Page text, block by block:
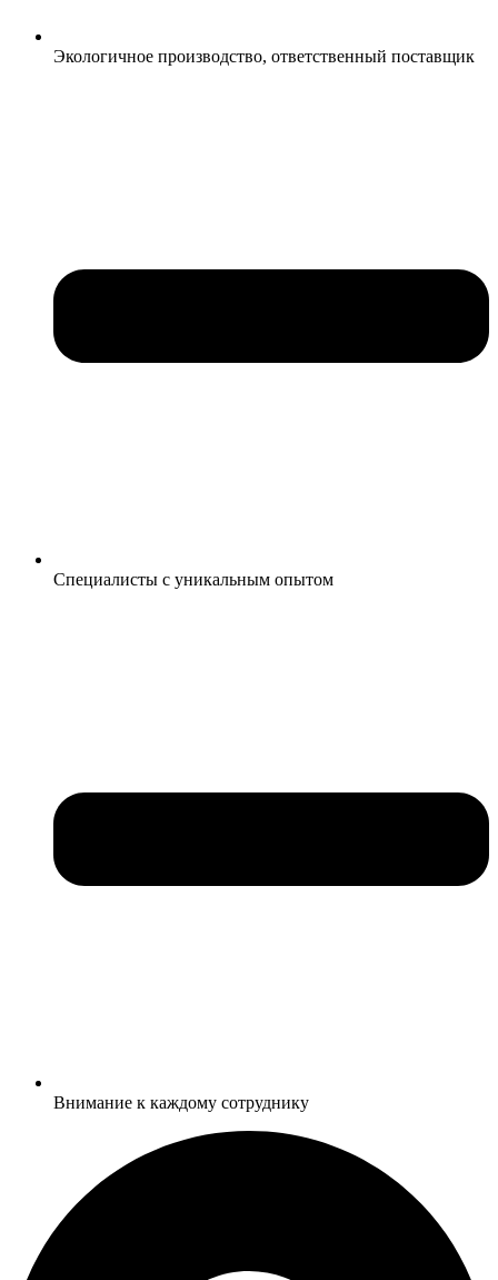
Экологичное производство, ответственный поставщик
Специалисты с уникальным опытом
Внимание к каждому сотруднику